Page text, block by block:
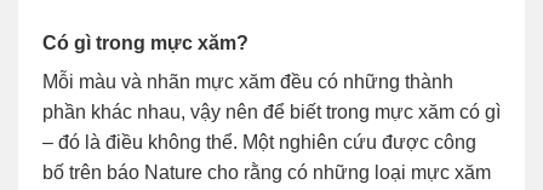
Có gì trong mực xăm?
Mỗi màu và nhãn mực xăm đều có những thành
phần khác nhau, vậy nên để biết trong mực xăm có gì
– đó là điều không thể. Một nghiên cứu được công
bố trên báo Nature cho rằng có những loại mực xăm